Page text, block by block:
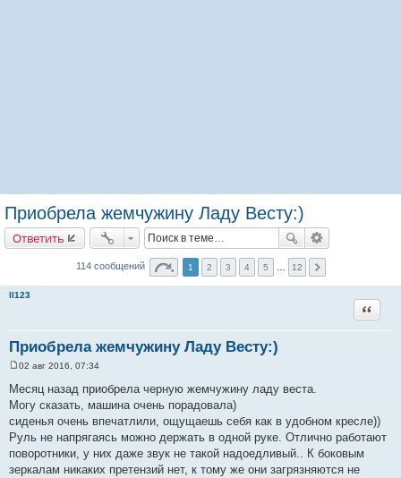
Приобрела жемчужину Ладу Весту:)
Ответить
114 сообщений 1 2 3 4 5 12
ll123
Приобрела жемчужину Ладу Весту:)
Цитата
о
б
е
н
е
02 авг 2016, 07:34
Месяц назад приобрела черную жемчужину ладу веста.
Могу сказать, машина очень порадовала)
сиденья очень впечатлили, ощущаешь себя как в удобном кресле))
Руль не напрягаясь можно держать в одной руке. Отлично работают
поворотники, у них даже звук не такой надоедливый.. К боковым
зеркалам никаких претензий нет, к тому же они загрязняются не